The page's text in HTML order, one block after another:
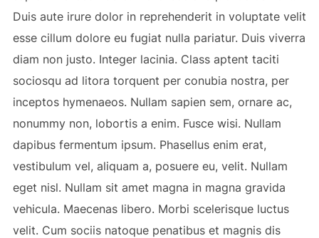
Duis aute irure dolor in reprehenderit in voluptate velit
esse cillum dolore eu fugiat nulla pariatur. Duis viverra
diam non justo. Integer lacinia. Class aptent taciti
sociosqu ad litora torquent per conubia nostra, per
inceptos hymenaeos. Nullam sapien sem, ornare ac,
nonummy non, lobortis a enim. Fusce wisi. Nullam
dapibus fermentum ipsum. Phasellus enim erat,
vestibulum vel, aliquam a, posuere eu, velit. Nullam
eget nisl. Nullam sit amet magna in magna gravida
vehicula. Maecenas libero. Morbi scelerisque luctus
velit. Cum sociis natoque penatibus et magnis dis